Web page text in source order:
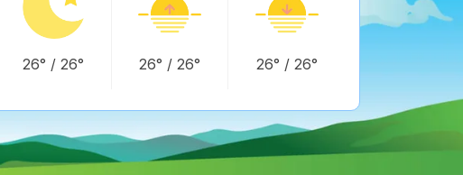
26° / 26° 26° / 26° 26° / 26°